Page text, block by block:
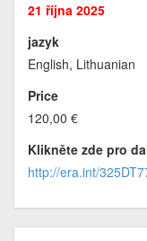
21 října 2025
jazyk
English, Lithuanian
Price
120,00 €
Klikněte zde pro
http://era.int/